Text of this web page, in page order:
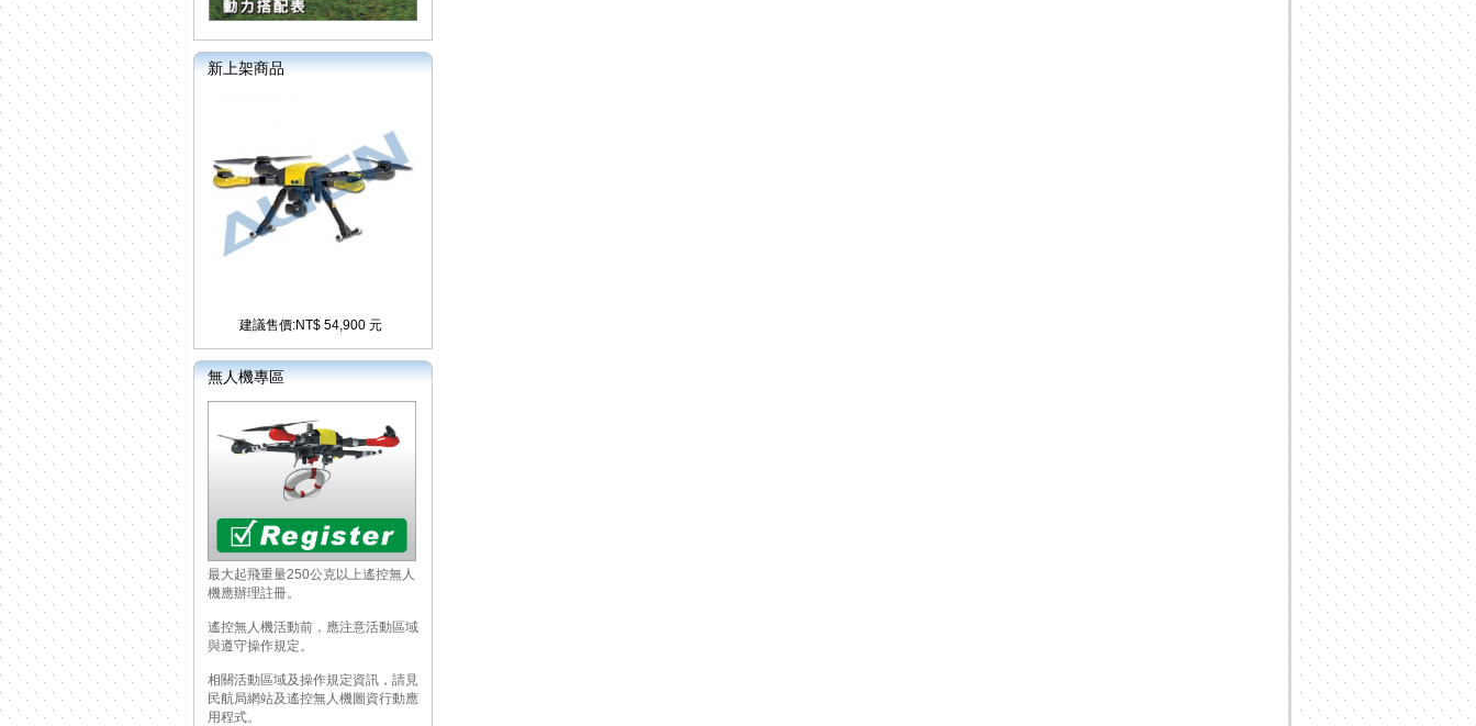
新上架商品
建議售價:NT$ 54,900 元
無人機專區
最大起飛重量250公克以上遙控無人
機應辦理註冊。
遙控無人機活動前，應注意活動區域
與遵守操作規定。
相關活動區域及操作規定資訊，請見
民航局網站及遙控無人機圖資行動應
用程式。